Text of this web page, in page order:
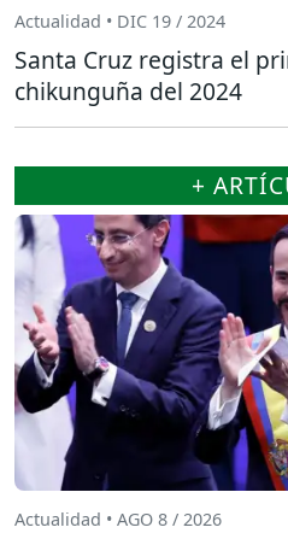
Actualidad • DIC 19 / 2024
Santa Cruz registra el
chikunguña del 2024
+
Actualidad • AGO 8 / 2026